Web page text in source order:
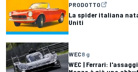
PRODOTTO
La spider italiana
Uniti
WEC8 g
WEC | Ferrari: